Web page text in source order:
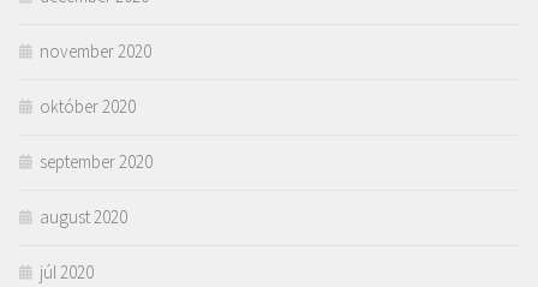
november 2020
október 2020
september 2020
august 2020
júl 2020